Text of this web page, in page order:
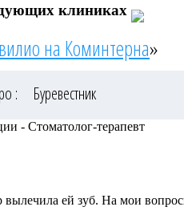
клиниках
на Коминтерна»
: Буревестник
- Стоматолог-терапевт
ей зуб. На мои